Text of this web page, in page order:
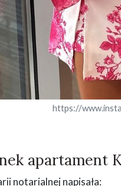
https://
apartament
notarialnej napisała: